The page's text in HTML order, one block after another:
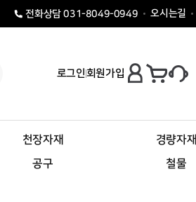
전화상담 031-8049-0949 오시는길
로그인회원가입
천장자재
경량자재
공구
철물